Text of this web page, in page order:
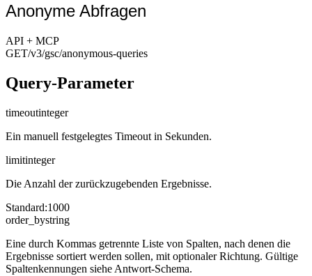
Anonyme Abfragen
API + MCP
GET/v3/gsc/anonymous-queries
Query-Parameter
timeoutinteger
Ein manuell festgelegtes Timeout in Sekunden.
limitinteger
Die Anzahl der zurückzugebenden Ergebnisse.
Standard:1000
order_bystring
Eine durch Kommas getrennte Liste von Spalten, nach denen die
Ergebnisse sortiert werden sollen, mit optionaler Richtung. Gültige
Spaltenkennungen siehe Antwort-Schema.